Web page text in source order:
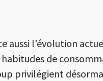
aussi l’évolution
de
privilégient